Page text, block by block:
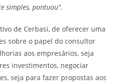
simples, pontuou”.
de Cerbasi, de oferecer uma
sobre o papel do consultor
aos empresários, seja
investimentos, negociar
seja para fazer propostas aos